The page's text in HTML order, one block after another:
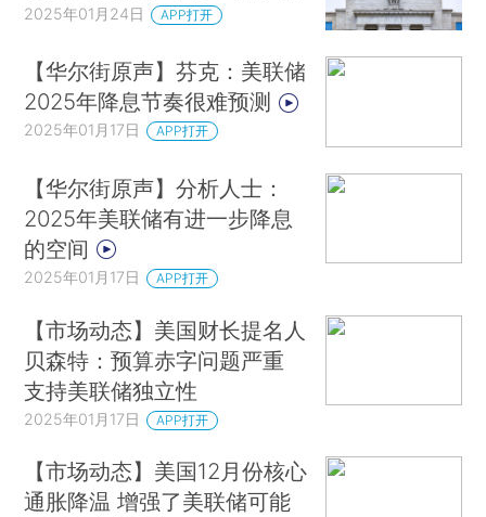
2025年01月24日 APP打开
【华尔街原声】芬克：美联储
2025年降息节奏很难预测
2025年01月17日 APP打开
【华尔街原声】分析人士：
2025年美联储有进一步降息
的空间
2025年01月17日 APP打开
【市场动态】美国财长提名人
贝森特：预算赤字问题严重
支持美联储独立性
2025年01月17日 APP打开
【市场动态】美国12月份核心
通胀降温 增强了美联储可能